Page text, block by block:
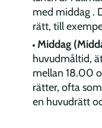
med middag .
rätt, till
Middag
huvudmåltid,
mellan 18.00
rätter, ofta
en huvudrätt